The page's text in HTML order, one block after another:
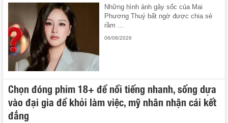
Những hình ảnh gây sốc của Mai
Phương Thuý bất ngờ được chia sẻ
rầm ...
06/08/2026
Chọn đóng phim 18+ để nổi tiếng nhanh, sống dựa
vào đại gia để khỏi làm việc, mỹ nhân nhận cái kết
đắng